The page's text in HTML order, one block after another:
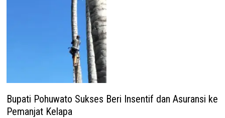
Bupati Pohuwato Sukses Beri Insentif dan Asuransi ke
Pemanjat Kelapa